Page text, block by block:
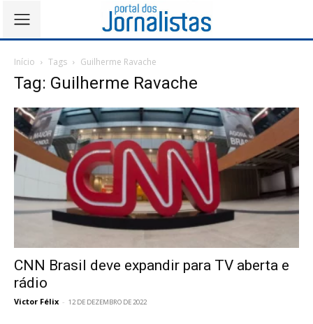
Início Tags Guilherme Ravache
Tag: Guilherme Ravache
CNN Brasil deve expandir para TV aberta e
rádio
Victor Félix - 12 DE DEZEMBRO DE 2022